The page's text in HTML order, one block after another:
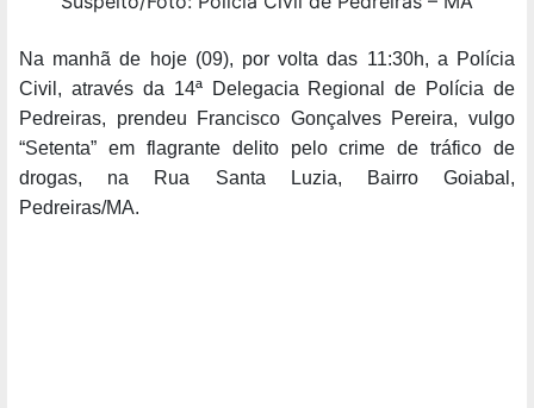
Na manhã de hoje (09), por volta das 11:30h, a Polícia
Civil, através da 14ª Delegacia Regional de Polícia de
Pedreiras, prendeu Francisco Gonçalves Pereira, vulgo
“Setenta” em flagrante delito pelo crime de tráfico de
drogas, na Rua Santa Luzia, Bairro Goiabal,
Pedreiras/MA.